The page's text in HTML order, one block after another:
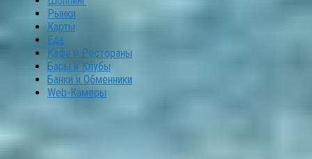
Рынки
Карты
Еда
Кафе и Рестораны
Бары и Клубы
Банки и Обменники
Web-Камеры